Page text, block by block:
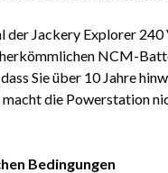
der Jackery Explorer
NCM-
Sie über 10 Jahre
die Powerstation
Bedingungen